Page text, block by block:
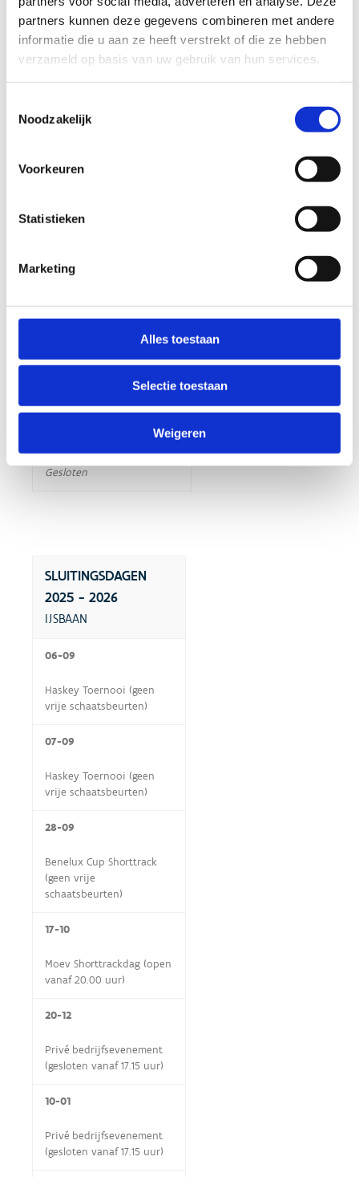
partners kunnen deze gegevens combineren met andere
informatie die u aan ze heeft verstrekt of die ze hebben
verzameld op basis van uw gebruik van hun services.
Noodzakelijk
Voorkeuren
Statistieken
Marketing
Alles toestaan
Selectie toestaan
Weigeren
MAANDAG
09:00 - 12:00, 13:00 - 15:30
09:00 - 12:00, 13:00 - 15:30
09:00 - 12:00, 13:00 - 15:30
09:00 - 12:00, 13:30 - 15:30
ZATERDAG
Gesloten
Gesloten
SLUITINGSDAGEN
2025 - 2026
IJSBAAN
06-09
Haskey Toernooi (geen
vrije schaatsbeurten)
07-09
Haskey Toernooi (geen
vrije schaatsbeurten)
28-09
Benelux Cup Shorttrack
(geen vrije
schaatsbeurten)
17-10
Moev Shorttrackdag (open
vanaf 20.00 uur)
20-12
Privé bedrijfsevenement
(gesloten vanaf 17.15 uur)
10-01
Privé bedrijfsevenement
(gesloten vanaf 17.15 uur)